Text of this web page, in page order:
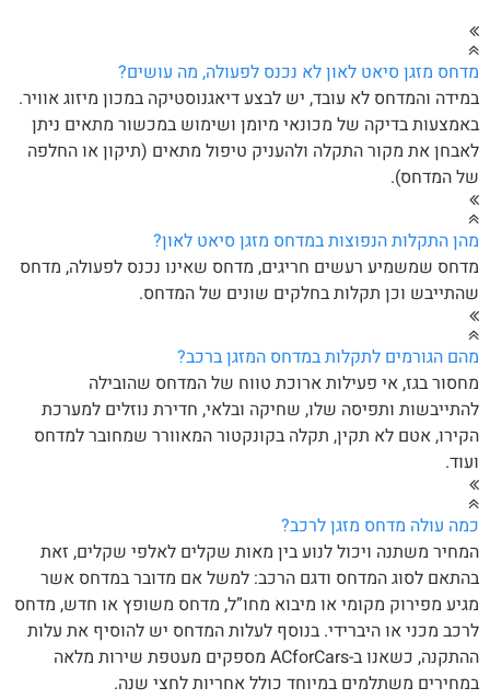
מזגן סיאט לאון לא נכנס לפעולה, מה עושים?
והמדחס לא עובד, יש לבצע דיאגנוסטיקה במכון מיזוג אוויר.
בדיקה של מכונאי מיומן ושימוש במכשור מתאים ניתן
את מקור התקלה ולהעניק טיפול מתאים (תיקון או החלפה
המדחס).
התקלות הנפוצות במדחס מזגן סיאט לאון?
שמשמיע רעשים חריגים, מדחס שאינו נכנס לפעולה, מדחס
וכן תקלות בחלקים שונים של המדחס.
הגורמים לתקלות במדחס המזגן ברכב?
בגז, אי פעילות ארוכת טווח של המדחס שהובילה
ותפיסה שלו, שחיקה ובלאי, חדירת נוזלים למערכת
אטם לא תקין, תקלה בקונקטור המאוורר שמחובר למדחס
עולה מדחס מזגן לרכב?
משתנה ויכול לנוע בין מאות שקלים לאלפי שקלים, זאת
לסוג המדחס ודגם הרכב: למשל אם מדובר במדחס אשר
מפירוק מקומי או מיבוא מחו”ל, מדחס משופץ או חדש, מדחס
מכני או היברידי. בנוסף לעלות המדחס יש להוסיף את עלות
ההתקנה, כשאנו ב-ACforCars מספקים מעטפת שירות מלאה
משתלמים במיוחד כולל אחריות לחצי שנה.